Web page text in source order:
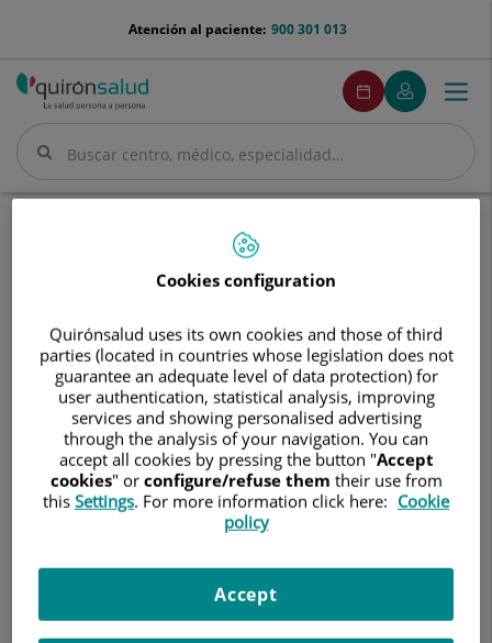
menu-
900 301 013
Atención al paciente:
Buscar
Buscar
menuPedirCita
Pedir
cita
Mi
Quirónsalud
Menú
Enrique Montes Latorre
Enrique
Montes
Latorre
EnriqueMontes Latorre
FACULTATIVO ESPECIALISTA NEUROLOGÍA
NEUROLOGÍA
Cookies configuration
Quirónsalud uses its own cookies and those of third
parties (located in countries whose legislation does not
guarantee an adequate level of data protection) for
user authentication, statistical analysis, improving
services and showing personalised advertising
through the analysis of your navigation. You can
accept all cookies by pressing the button "Accept
cookies" or configure/refuse them their use from
this Settings. For more information click here: Cookie
policy
Accept